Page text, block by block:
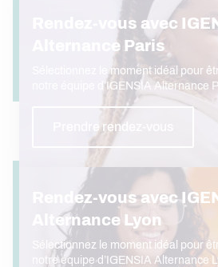
Rendez-vous avec
Alternance Paris
Sélectionnez le moment idéal pour
notre équipe d’IGENSIA Alternance
Prendre rendez-vous
Rendez-vous avec
Alternance Lyon
Sélectionnez le moment idéal pour
notre équipe d’IGENSIA Alternance